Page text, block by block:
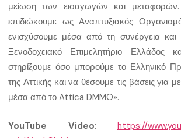
μείωση των εισαγωγών και
επιδιώκουμε ως Αναπτυξιακός
ενισχύσουμε μέσα από τη συνέργεια
Ξενοδοχειακό Επιμελητήριο
στηρίξουμε όσο μπορούμε το Ελληνικό
της Αττικής και να θέσουμε τις βάσεις για
μέσα από το Attica DMMO».
YouTube Video:
https://